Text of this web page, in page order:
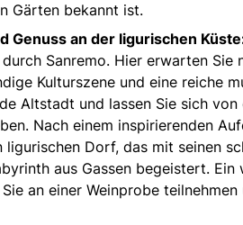
Gärten bekannt ist.
Genuss an der ligurischen
Sanremo. Hier erwarten Sie
Kulturszene und eine reiche
Altstadt und lassen Sie sich
Nach einem inspirierenden
Dorf, das mit seinen
aus Gassen begeistert.
an einer Weinprobe